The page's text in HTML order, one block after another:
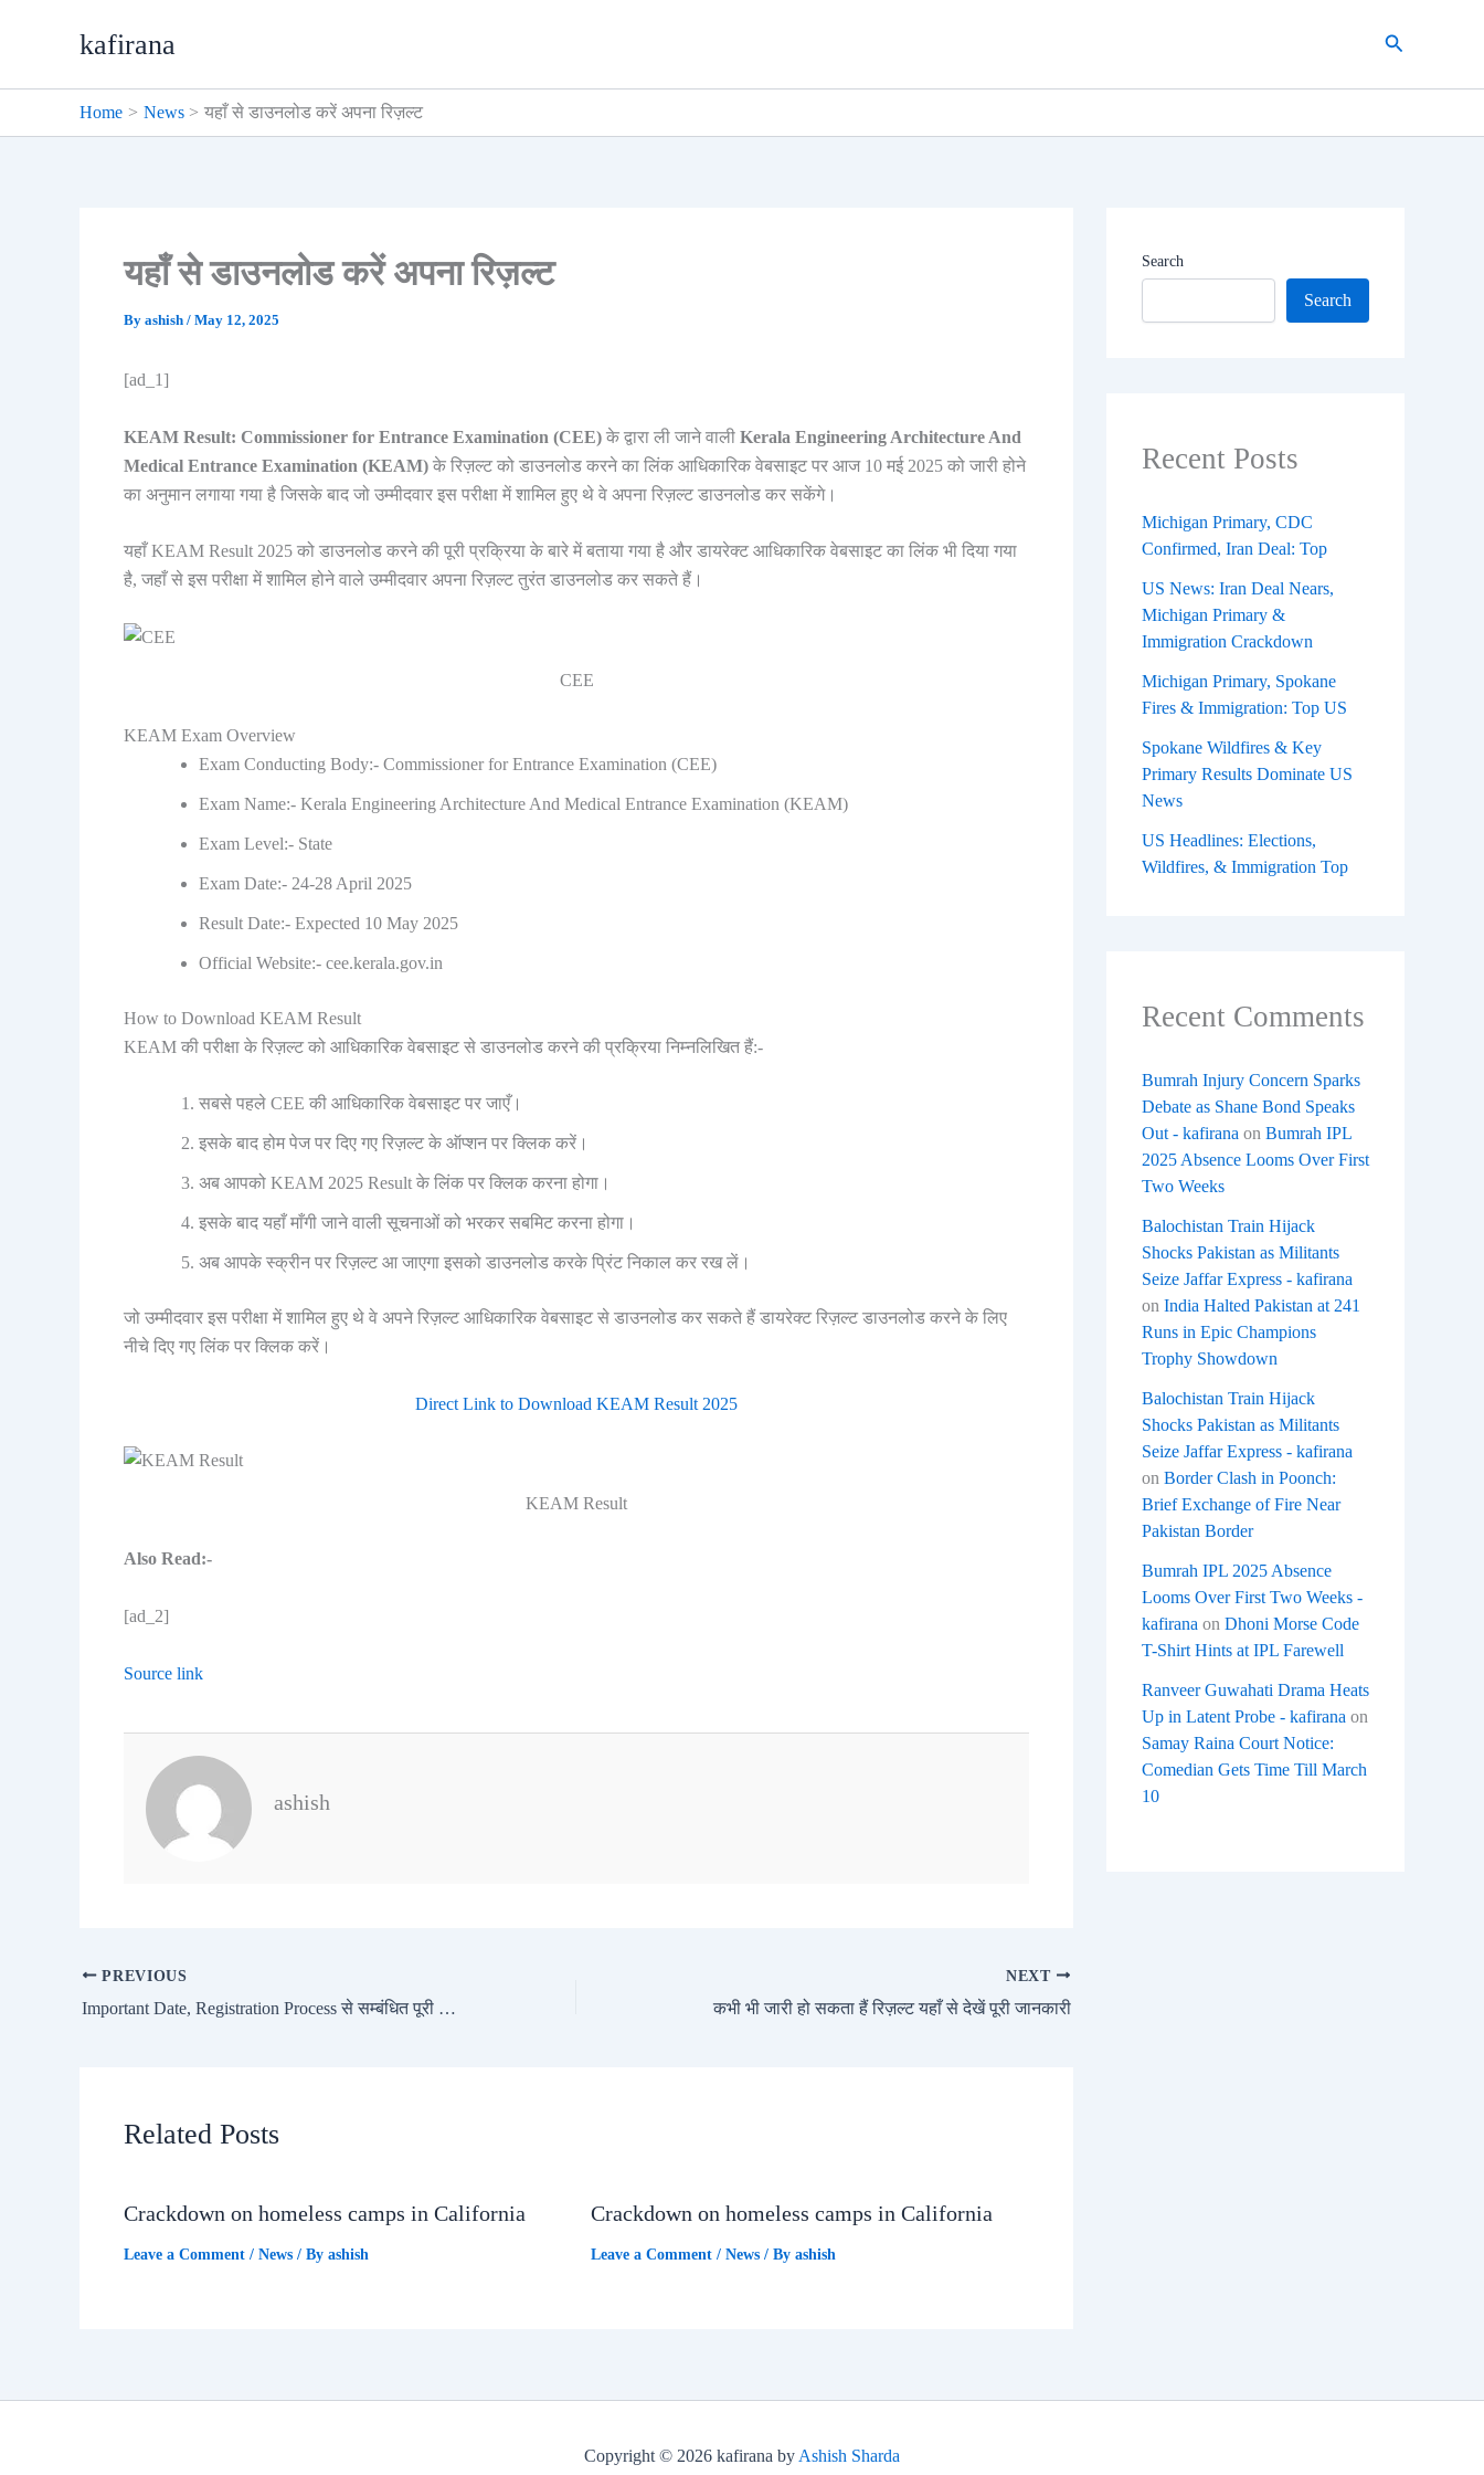
kafirana Search
Home News यहाँ से डाउनलोड करें अपना रिज़ल्ट
यहाँ से डाउनलोड करें अपना रिज़ल्ट
By ashish / May 12, 2025
[ad_1]
KEAM Result: Commissioner for Entrance Examination (CEE) के द्वारा ली जाने वाली Kerala Engineering Architecture And
Medical Entrance Examination (KEAM) के रिज़ल्ट को डाउनलोड करने का लिंक आधिकारिक वेबसाइट पर आज 10 मई 2025 को जारी होने
का अनुमान लगाया गया है जिसके बाद जो उम्मीदवार इस परीक्षा में शामिल हुए थे वे अपना रिज़ल्ट डाउनलोड कर सकेंगे।
यहाँ KEAM Result 2025 को डाउनलोड करने की पूरी प्रक्रिया के बारे में बताया गया है और डायरेक्ट आधिकारिक वेबसाइट का लिंक भी दिया गया
है, जहाँ से इस परीक्षा में शामिल होने वाले उम्मीदवार अपना रिज़ल्ट तुरंत डाउनलोड कर सकते हैं।
CEE
KEAM Exam Overview
Exam Conducting Body:- Commissioner for Entrance Examination (CEE)
Exam Name:- Kerala Engineering Architecture And Medical Entrance Examination (KEAM)
Exam Level:- State
Exam Date:- 24-28 April 2025
Result Date:- Expected 10 May 2025
Official Website:- cee.kerala.gov.in
How to Download KEAM Result
KEAM की परीक्षा के रिज़ल्ट को आधिकारिक वेबसाइट से डाउनलोड करने की प्रक्रिया निम्नलिखित हैं:-
सबसे पहले CEE की आधिकारिक वेबसाइट पर जाएँ।
इसके बाद होम पेज पर दिए गए रिज़ल्ट के ऑप्शन पर क्लिक करें।
अब आपको KEAM 2025 Result के लिंक पर क्लिक करना होगा।
इसके बाद यहाँ माँगी जाने वाली सूचनाओं को भरकर सबमिट करना होगा।
अब आपके स्क्रीन पर रिज़ल्ट आ जाएगा इसको डाउनलोड करके प्रिंट निकाल कर रख लें।
जो उम्मीदवार इस परीक्षा में शामिल हुए थे वे अपने रिज़ल्ट आधिकारिक वेबसाइट से डाउनलोड कर सकते हैं डायरेक्ट रिज़ल्ट डाउनलोड करने के लिए
नीचे दिए गए लिंक पर क्लिक करें।
Direct Link to Download KEAM Result 2025
KEAM Result
Also Read:-
[ad_2]
Source link
ashish
PREVIOUS
Important Date, Registration Process से सम्बंधित पूरी जानकारी
NEXT
कभी भी जारी हो सकता हैं रिज़ल्ट यहाँ से देखें पूरी जानकारी
Related Posts
Crackdown on homeless camps in California
Leave a Comment / News / By ashish
Crackdown on homeless camps in California
Leave a Comment / News/ By ashish
Search
Search
Recent Posts
Michigan Primary, CDC
Confirmed, Iran Deal: Top
US News: Iran Deal Nears,
Michigan Primary &
Immigration Crackdown
Michigan Primary, Spokane
Fires & Immigration: Top US
Spokane Wildfires & Key
Primary Results Dominate US
News
US Headlines: Elections,
Wildfires, & Immigration Top
Recent Comments
Bumrah Injury Concern Sparks
Debate as Shane Bond Speaks
Out - kafirana on Bumrah IPL
2025 Absence Looms Over First
Two Weeks
Balochistan Train Hijack
Shocks Pakistan as Militants
Seize Jaffar Express - kafirana
on India Halted Pakistan at 241
Runs in Epic Champions
Trophy Showdown
Balochistan Train Hijack
Shocks Pakistan as Militants
Seize Jaffar Express - kafirana
on Border Clash in Poonch:
Brief Exchange of Fire Near
Pakistan Border
Bumrah IPL 2025 Absence
Looms Over First Two Weeks -
kafirana on Dhoni Morse Code
T-Shirt Hints at IPL Farewell
Ranveer Guwahati Drama Heats
Up in Latent Probe - kafirana on
Samay Raina Court Notice:
Comedian Gets Time Till March
10
Copyright © 2026 kafirana by Ashish Sharda